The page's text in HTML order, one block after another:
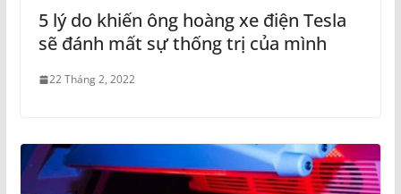
5 lý do khiến ông hoàng xe điện Tesla
sẽ đánh mất sự thống trị của mình
22 Tháng 2, 2022